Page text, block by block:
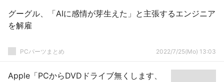
グーグル、「AIに感情が芽生えた」と主張するエンジニア
を解雇
PCパーツまとめ 2022/7/25(Mo) 13:03
Apple「PCからDVDドライブ無くします、